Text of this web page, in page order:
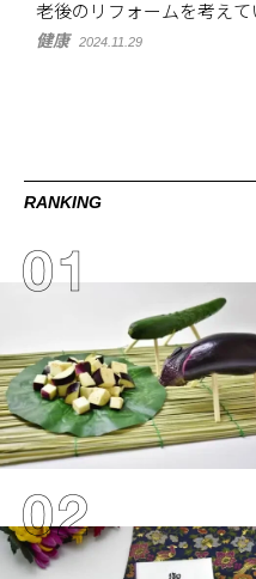
老後のリフォームを考え
健康 2024.11.29
RANKING